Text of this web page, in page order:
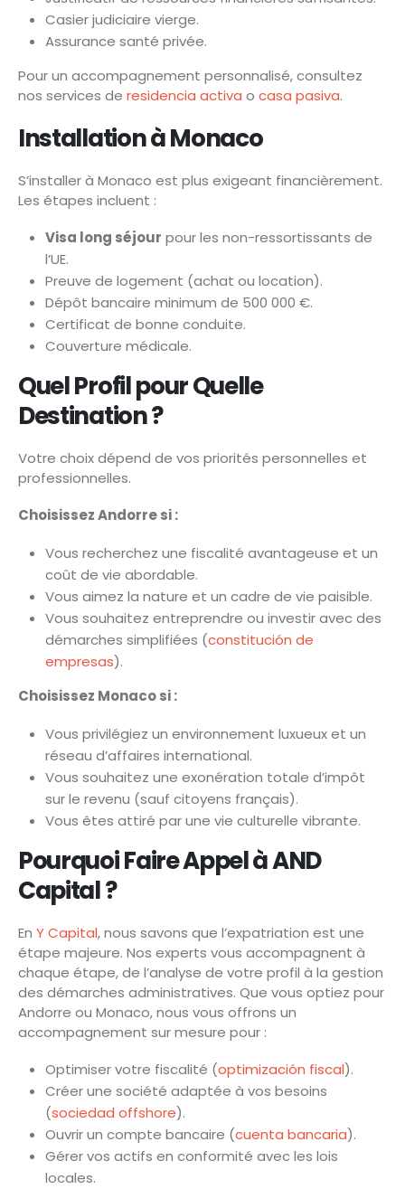
Casier judiciaire vierge.
Assurance santé privée.
Pour un accompagnement personnalisé, consultez
nos services de residencia activa o casa pasiva.
Installation à Monaco
S’installer à Monaco est plus exigeant financièrement.
Les étapes incluent :
Visa long séjour pour les non-ressortissants de
l’UE.
Preuve de logement (achat ou location).
Dépôt bancaire minimum de 500 000 €.
Certificat de bonne conduite.
Couverture médicale.
Quel Profil pour Quelle
Destination ?
Votre choix dépend de vos priorités personnelles et
professionnelles.
Choisissez Andorre si :
Vous recherchez une fiscalité avantageuse et un
coût de vie abordable.
Vous aimez la nature et un cadre de vie paisible.
Vous souhaitez entreprendre ou investir avec des
démarches simplifiées (constitución de
empresas).
Choisissez Monaco si :
Vous privilégiez un environnement luxueux et un
réseau d’affaires international.
Vous souhaitez une exonération totale d’impôt
sur le revenu (sauf citoyens français).
Vous êtes attiré par une vie culturelle vibrante.
Pourquoi Faire Appel à AND
Capital ?
En Y Capital, nous savons que l’expatriation est une
étape majeure. Nos experts vous accompagnent à
chaque étape, de l’analyse de votre profil à la gestion
des démarches administratives. Que vous optiez pour
Andorre ou Monaco, nous vous offrons un
accompagnement sur mesure pour :
Optimiser votre fiscalité (optimización fiscal).
Créer une société adaptée à vos besoins
(sociedad offshore).
Ouvrir un compte bancaire (cuenta bancaria).
Gérer vos actifs en conformité avec les lois
locales.